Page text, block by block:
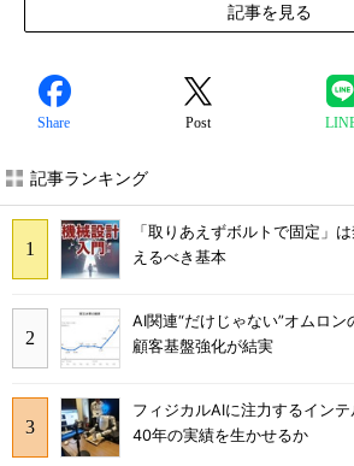
記事を見る
Share Post
記事ランキング
「取りあえずボルトで固定」
えるべき基本
AI関連“だけじゃない”オムロ
顧客基盤強化が結実
フィジカルAIに注力するイン
40年の実績を生かせるか